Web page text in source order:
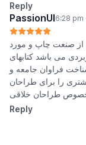
Reply
PassionUI6:28 pm
از صنعت چاپ و مورد
می باشد کتابهای
فراوان جامعه و
را برای طراحان
طراحان خلاقی
Reply